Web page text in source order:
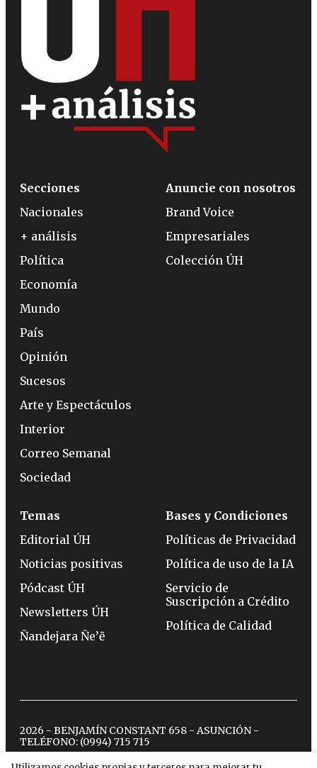
Secciones
Nacionales
+ análisis
Política
Economía
Mundo
País
Opinión
Sucesos
Arte y Espectáculos
Interior
Correo Semanal
Sociedad
Anuncie con nosotros
Brand Voice
Empresariales
Colección ÚH
Temas
Editorial ÚH
Noticias positivas
Pódcast ÚH
Newsletters ÚH
Ñandejara Ñe’ẽ
Bases y Condiciones
Políticas de Privacidad
Política de uso de la IA
Servicio de
Suscripción a Crédito
Política de Calidad
2026 - BENJAMÍN CONSTANT 658 - ASUNCIÓN -
TELÉFONO: (0994) 715 715